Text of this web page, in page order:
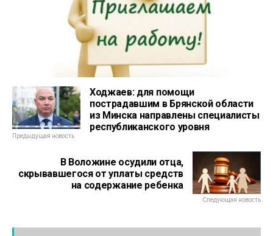
Ходжаев: для помощи
пострадавшим в Брянской области
из Минска направлены специалисты
республиканского уровня
Предыдущая новость
В Воложине осудили отца,
скрывавшегося от уплаты средств
на содержание ребенка
Следующая новость